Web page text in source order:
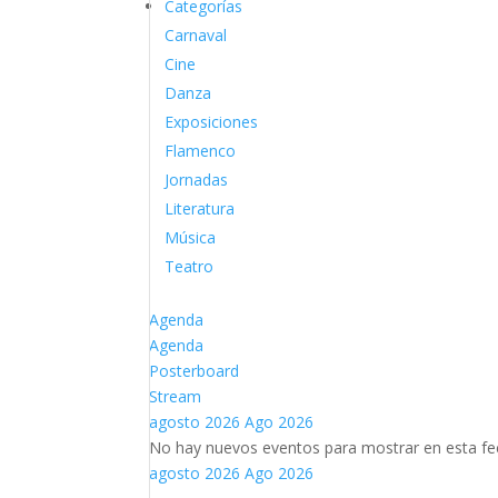
Categorías
Carnaval
Cine
Danza
Exposiciones
Flamenco
Jornadas
Literatura
Música
Teatro
Agenda
Agenda
Posterboard
Stream
agosto 2026 Ago 2026
No hay nuevos eventos para mostrar en esta
agosto 2026 Ago 2026